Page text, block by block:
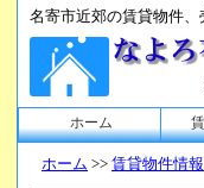
名寄市近郊の賃貸物件
ホーム
ホーム >> 賃貸物件情報